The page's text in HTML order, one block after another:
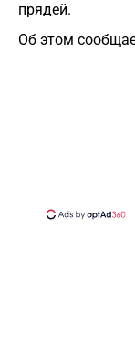
прядей.
Об этом